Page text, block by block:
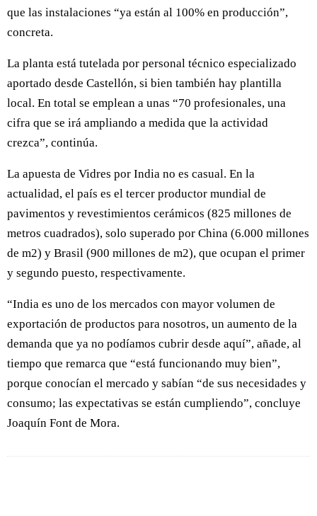
que las instalaciones “ya están al 100% en producción”,
concreta.
La planta está tutelada por personal técnico especializado
aportado desde Castellón, si bien también hay plantilla
local. En total se emplean a unas “70 profesionales, una
cifra que se irá ampliando a medida que la actividad
crezca”, continúa.
La apuesta de Vidres por India no es casual. En la
actualidad, el país es el tercer productor mundial de
pavimentos y revestimientos cerámicos (825 millones de
metros cuadrados), solo superado por China (6.000 millones
de m2) y Brasil (900 millones de m2), que ocupan el primer
y segundo puesto, respectivamente.
“India es uno de los mercados con mayor volumen de
exportación de productos para nosotros, un aumento de la
demanda que ya no podíamos cubrir desde aquí”, añade, al
tiempo que remarca que “está funcionando muy bien”,
porque conocían el mercado y sabían “de sus necesidades y
consumo; las expectativas se están cumpliendo”, concluye
Joaquín Font de Mora.